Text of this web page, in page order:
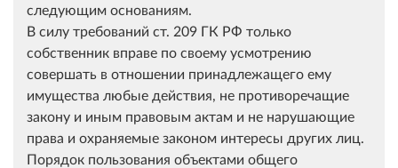
следующим основаниям.
В силу требований ст. 209 ГК РФ только
собственник вправе по своему усмотрению
совершать в отношении принадлежащего ему
имущества любые действия, не противоречащие
закону и иным правовым актам и не нарушающие
права и охраняемые законом интересы других лиц.
Порядок пользования объектами общего